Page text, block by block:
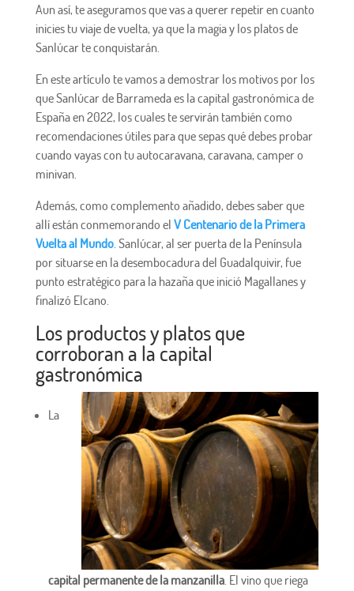
Aun así, te aseguramos que vas a querer repetir en cuanto
inicies tu viaje de vuelta, ya que la magia y los platos de
Sanlúcar te conquistarán.
En este artículo te vamos a demostrar los motivos por los
que Sanlúcar de Barrameda es la capital gastronómica de
España en 2022, los cuales te servirán también como
recomendaciones útiles para que sepas qué debes probar
cuando vayas con tu autocaravana, caravana, camper o
minivan.
Además, como complemento añadido, debes saber que
allí están conmemorando el V Centenario de la Primera
Vuelta al Mundo. Sanlúcar, al ser puerta de la Península
por situarse en la desembocadura del Guadalquivir, fue
punto estratégico para la hazaña que inició Magallanes y
finalizó Elcano.
Los productos y platos que
corroboran a la capital
gastronómica
La
capital permanente de la manzanilla. El vino que riega